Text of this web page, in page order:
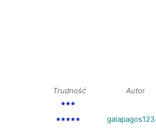
Trudność Autor
★★★
★★★★★